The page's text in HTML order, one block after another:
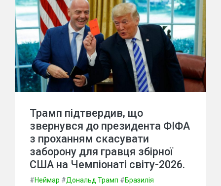
Трамп підтвердив, що
звернувся до президента ФІФА
з проханням скасувати
заборону для гравця збірної
США на Чемпіонаті світу-2026.
#Неймар #Дональд Трамп #Бразилія